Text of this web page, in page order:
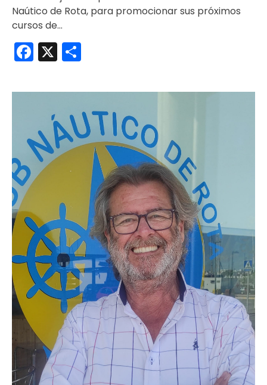
Naútico de Rota, para promocionar sus próximos
cursos de…
Facebook
X